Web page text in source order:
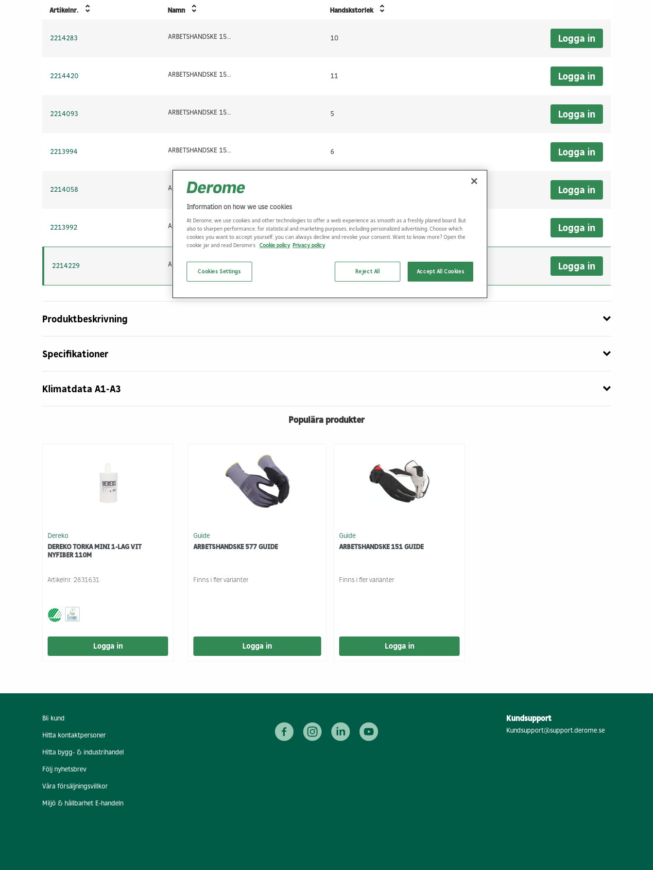
Artikelnr. Namn Handskstorlek
2214283 ARBETSHANDSKE 151 GUIDE 10 10 Logga in
2214420 ARBETSHANDSKE 151 GUIDE 11 11 Logga in
2214093 ARBETSHANDSKE 151 GUIDE 5 5 Logga in
2213994 ARBETSHANDSKE 151 GUIDE 6 6 Logga in
2214058 ARBETSHANDSKE 151 GUIDE 7 Logga in
2213992 ARBETSHANDSKE 151 GUIDE 8 8 Logga in
2214229 ARBETSHANDSKE 151 GUIDE 9 Logga in
Produktbeskrivning
Specifikationer
Klimatdata A1-A3
Populära produkter
Dereko
DEREKO TORKA MINI 1-LAG VIT
NYFIBER 110M
Artikelnr. 2831631
Logga in
Guide
ARBETSHANDSKE 577 GUIDE
Finns i fler varianter
Logga in
Guide
ARBETSHANDSKE 151 GUIDE
Finns i fler varianter
Logga in
Bli kund
Hitta kontaktpersoner
Hitta bygg- & industrihandel
Följ nyhetsbrev
Våra försäljningsvillkor
Miljö & hållbarhet E-handeln
Kundsupport
Kundsupport@support.derome.se
Information on how we use cookies
At Derome, we use cookies and other technologies to offer a web experience as smooth as a freshly planed board. But
also to sharpen performance, for statistical and marketing purposes, including personalized advertising. Choose which
cookies you want to accept yourself, you can always decline and revoke your consent. Want to know more? Open the
cookie jar and read Derome's Cookie policy Privacy policy
Reject All Accept All Cookies
Cookies Settings